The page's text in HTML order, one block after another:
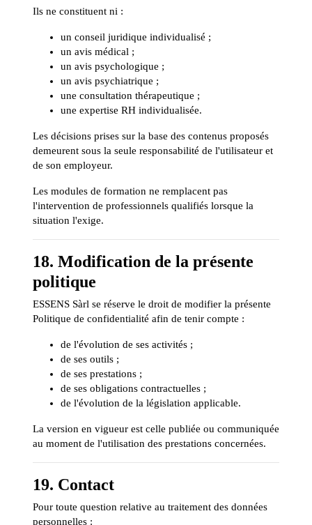
Ils ne constituent ni :
un conseil juridique individualisé ;
un avis médical ;
un avis psychologique ;
un avis psychiatrique ;
une consultation thérapeutique ;
une expertise RH individualisée.
Les décisions prises sur la base des contenus proposés
demeurent sous la seule responsabilité de l'utilisateur et
de son employeur.
Les modules de formation ne remplacent pas
l'intervention de professionnels qualifiés lorsque la
situation l'exige.
18. Modification de la présente
politique
ESSENS Sàrl se réserve le droit de modifier la présente
Politique de confidentialité afin de tenir compte :
de l'évolution de ses activités ;
de ses outils ;
de ses prestations ;
de ses obligations contractuelles ;
de l'évolution de la législation applicable.
La version en vigueur est celle publiée ou communiquée
au moment de l'utilisation des prestations concernées.
19. Contact
Pour toute question relative au traitement des données
personnelles :